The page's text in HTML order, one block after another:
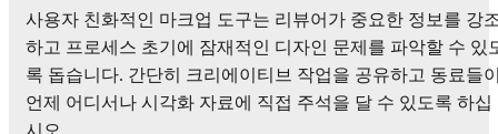
사용자 친화적인 마크업 도구는 리뷰어가 중요한 정보를 강
하고 프로세스 초기에 잠재적인 디자인 문제를 파악할 수 있
록 돕습니다. 간단히 크리에이티브 작업을 공유하고 동료들
언제 어디서나 시각화 자료에 직접 주석을 달 수 있도록 하십